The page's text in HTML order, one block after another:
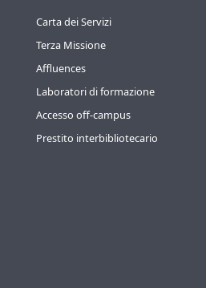
Carta dei Servizi
Terza Missione
Affluences
Laboratori di formazione
Accesso off-campus
Prestito interbibliotecario